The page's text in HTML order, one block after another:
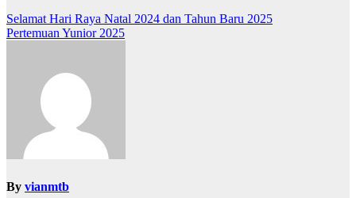
Post
navigation
Selamat Hari Raya Natal 2024 dan Tahun Baru 2025
Pertemuan Yunior 2025
By vianmtb